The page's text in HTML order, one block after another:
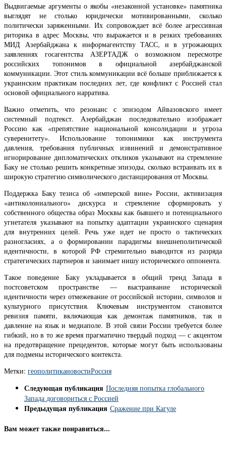
Выдвигаемые аргументы о якобы «незаконной установке» памятника
выглядят не столько юридически мотивированными, сколько
политически заряженными. Их сопровождает всё более агрессивная
риторика в адрес Москвы, что выражается и в резких требованиях
МИД Азербайджана к информагентству ТАСС, и в угрожающих
заявлениях госагентства АЗЕРТАДЖ о возможном пересмотре
российских топонимов в официальной азербайджанской
коммуникации. Этот стиль коммуникации всё больше приближается к
украинским практикам последних лет, где конфликт с Россией стал
основой официального нарратива.
Важно отметить, что резонанс с эпизодом Айвазовского имеет
системный подтекст. Азербайджан последовательно изображает
Россию как «препятствие национальной консолидации и угроза
суверенитету». Использование топонимики как инструмента
давления, требования публичных извинений и демонстративное
игнорирование дипломатических откликов указывают на стремление
Баку не столько решить конкретные эпизоды, сколько встраивать их в
широкую стратегию символического дистанцирования от Москвы.
Поддержка Баку тезиса об «имперской вине» России, активизация
«антиколониального» дискурса и стремление сформировать у
собственного общества образ Москвы как бывшего и потенциального
угнетателя указывают на попытку адаптации украинского сценария
для внутренних целей. Речь уже идет не просто о тактических
разногласиях, а о формировании парадигмы внешнеполитической
идентичности, в которой РФ стремительно выводится из разряда
стратегических партнеров и занимает нишу исторического оппонента.
Такое поведение Баку укладывается в общий тренд Запада в
постсоветском пространстве — выстраивание исторической
идентичности через отмежевание от российской истории, символов и
культурного присутствия. Ключевым инструментом становится
ревизия памяти, включающая как демонтаж памятников, так и
давление на язык и медиаполе. В этой связи России требуется более
гибкий, но в то же время прагматично твердый подход — с акцентом
на предотвращение прецедентов, которые могут быть использованы
для подмены исторического контекста.
Метки: геополитикановостиРоссия
Следующая публикация Последняя попытка глобального
Запада договориться с Россией
Предыдущая публикация Сражение при Кагуле
Вам может также понравиться...